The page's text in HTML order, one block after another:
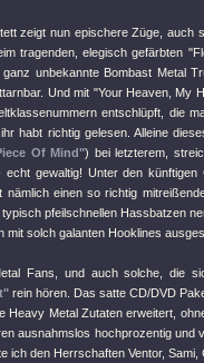
zeigt nun epischere Züge, auch
tragenden, elegisch gefärbten
ganz unbekannte Bombast Metal
Und mit "Your Heaven, My
entschlüpft, die
habt richtig gelesen. Alleine
Of Mind") bei letzterem,
echt gewaltig! Unter den
nämlich einen so richtig
pfeilschnellen Hassbatzen
mit solch galanten Hooklines
Fans, und auch solche, die
rein hören. Das satte CD/DVD
Heavy Metal Zutaten erweitert,
ausnahmslos hochprozentig und
ich den Herrschaften Ventor,